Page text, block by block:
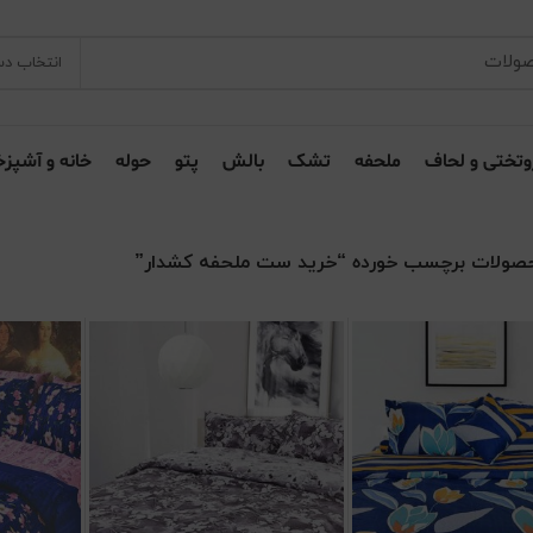
انتخاب
و لحاف ملحفه تشک بالش پتو حوله خانه و
برچسب خورده “خرید ست ملحفه کشدار”